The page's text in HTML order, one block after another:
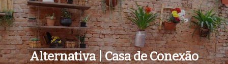
Alternativa | Casa de Conexão